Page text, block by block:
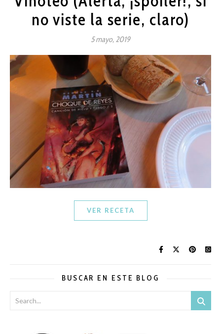
no viste la serie, claro)
5 mayo, 2019
VER RECETA
BUSCAR EN ESTE BLOG